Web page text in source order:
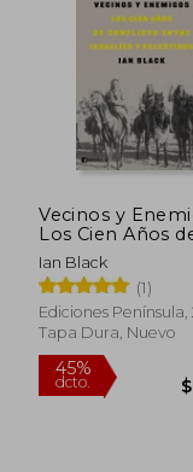
45%
dcto.
Vecinos y
Los Cien Años
Conflicto Entre
Israelíes y
Ian Black
(1)
Ediciones Península,
Tapa Dura, Nuevo